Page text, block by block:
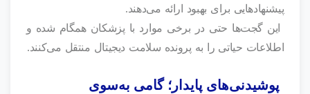
پیشنهادهایی برای بهبود ارائه می‌دهند.
این گجت‌ها حتی در برخی موارد با پزشکان همگام شده و
اطلاعات حیاتی را به پرونده سلامت دیجیتال منتقل می‌کنند.
پوشیدنی‌های پایدار؛ گامی به‌سوی